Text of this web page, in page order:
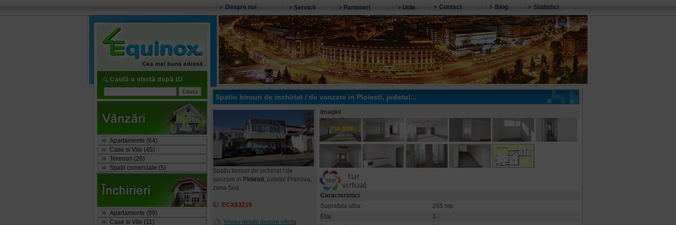
Despre noi Servicii Parteneri Utile Contact Blog Statistici
Apartamente (64)
Case si Vile (45)
Terenuri (26)
Spații comerciale (5)
Apartamente (99)
Case si Vile (11)
Spatiu birouri de inchiriat / de vanzare in Ploiesti, judetul...
Spatiu birouri de inchiriat / de
vanzare in Ploiesti, judetul Prahova,
zona Sud
ID: ECX83219
Vreau detalii despre oferta
Imagini
Caracteristici
Suprafata utila:
255 mp
Etaj:
1